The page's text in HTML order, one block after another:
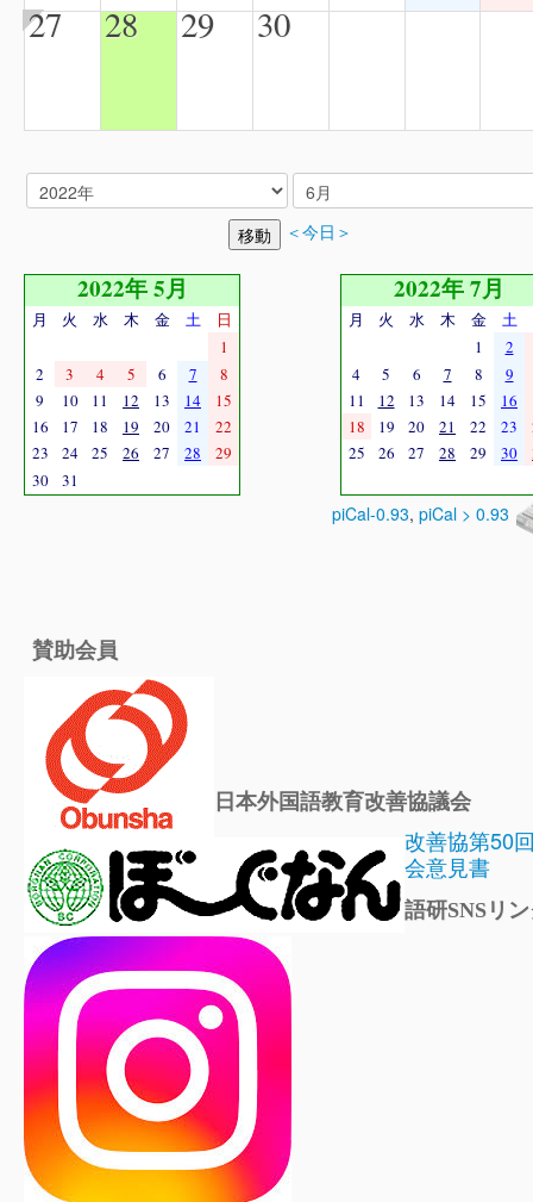
27 28 29 30
＜今日＞
2022年 5月
月 火 水 木 金 土
日
1
2
3 4 5 6 7
8
9
10 11 12 13 14
15
16
17 18 19 20 21
22
23
24 25 26 27 28
29
30
31
2022年 7月
月 火 水 木 金 土
1
2
4
5 6 7 8 9
11
12 13 14 15 16
18
19 20 21 22 23
25
26 27 28 29 30
piCal-0.93, piCal > 0.93
賛助会員
日本外国語教育改善協議会
改善協第50
会意見書
語研SNSリ